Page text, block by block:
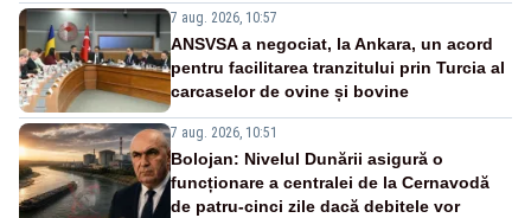
7 aug. 2026, 10:57
ANSVSA a negociat, la Ankara, un acord
pentru facilitarea tranzitului prin Turcia al
carcaselor de ovine și bovine
7 aug. 2026, 10:51
Bolojan: Nivelul Dunării asigură o
funcționare a centralei de la Cernavodă
de patru-cinci zile dacă debitele vor